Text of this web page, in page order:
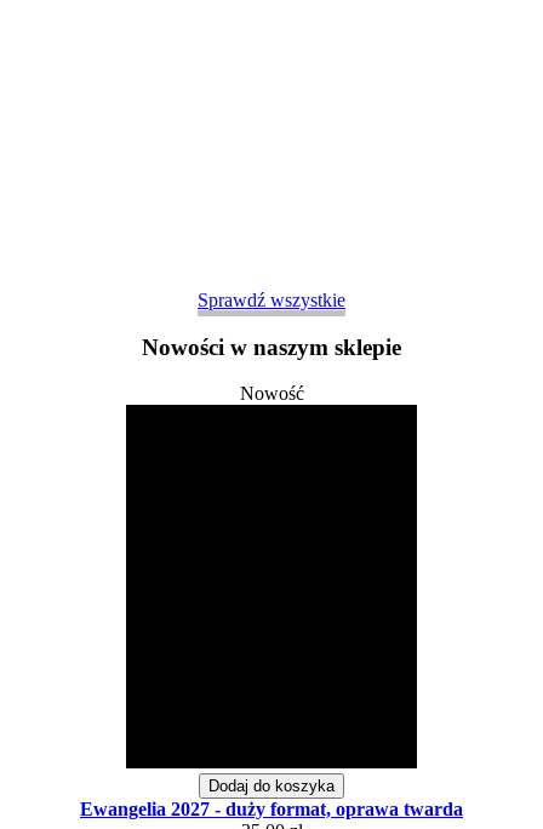
Sprawdź wszystkie
Nowości w naszym sklepie
Nowość
Dodaj do koszyka
Ewangelia 2027 - duży format, oprawa twarda